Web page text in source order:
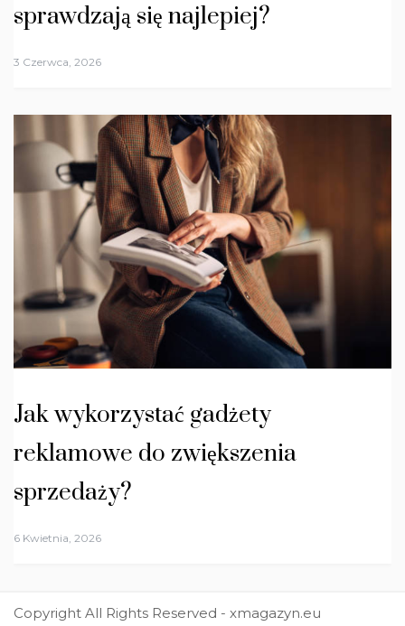
sprawdzają się najlepiej?
3 Czerwca, 2026
Jak wykorzystać gadżety
reklamowe do zwiększenia
sprzedaży?
6 Kwietnia, 2026
Copyright All Rights Reserved - xmagazyn.eu